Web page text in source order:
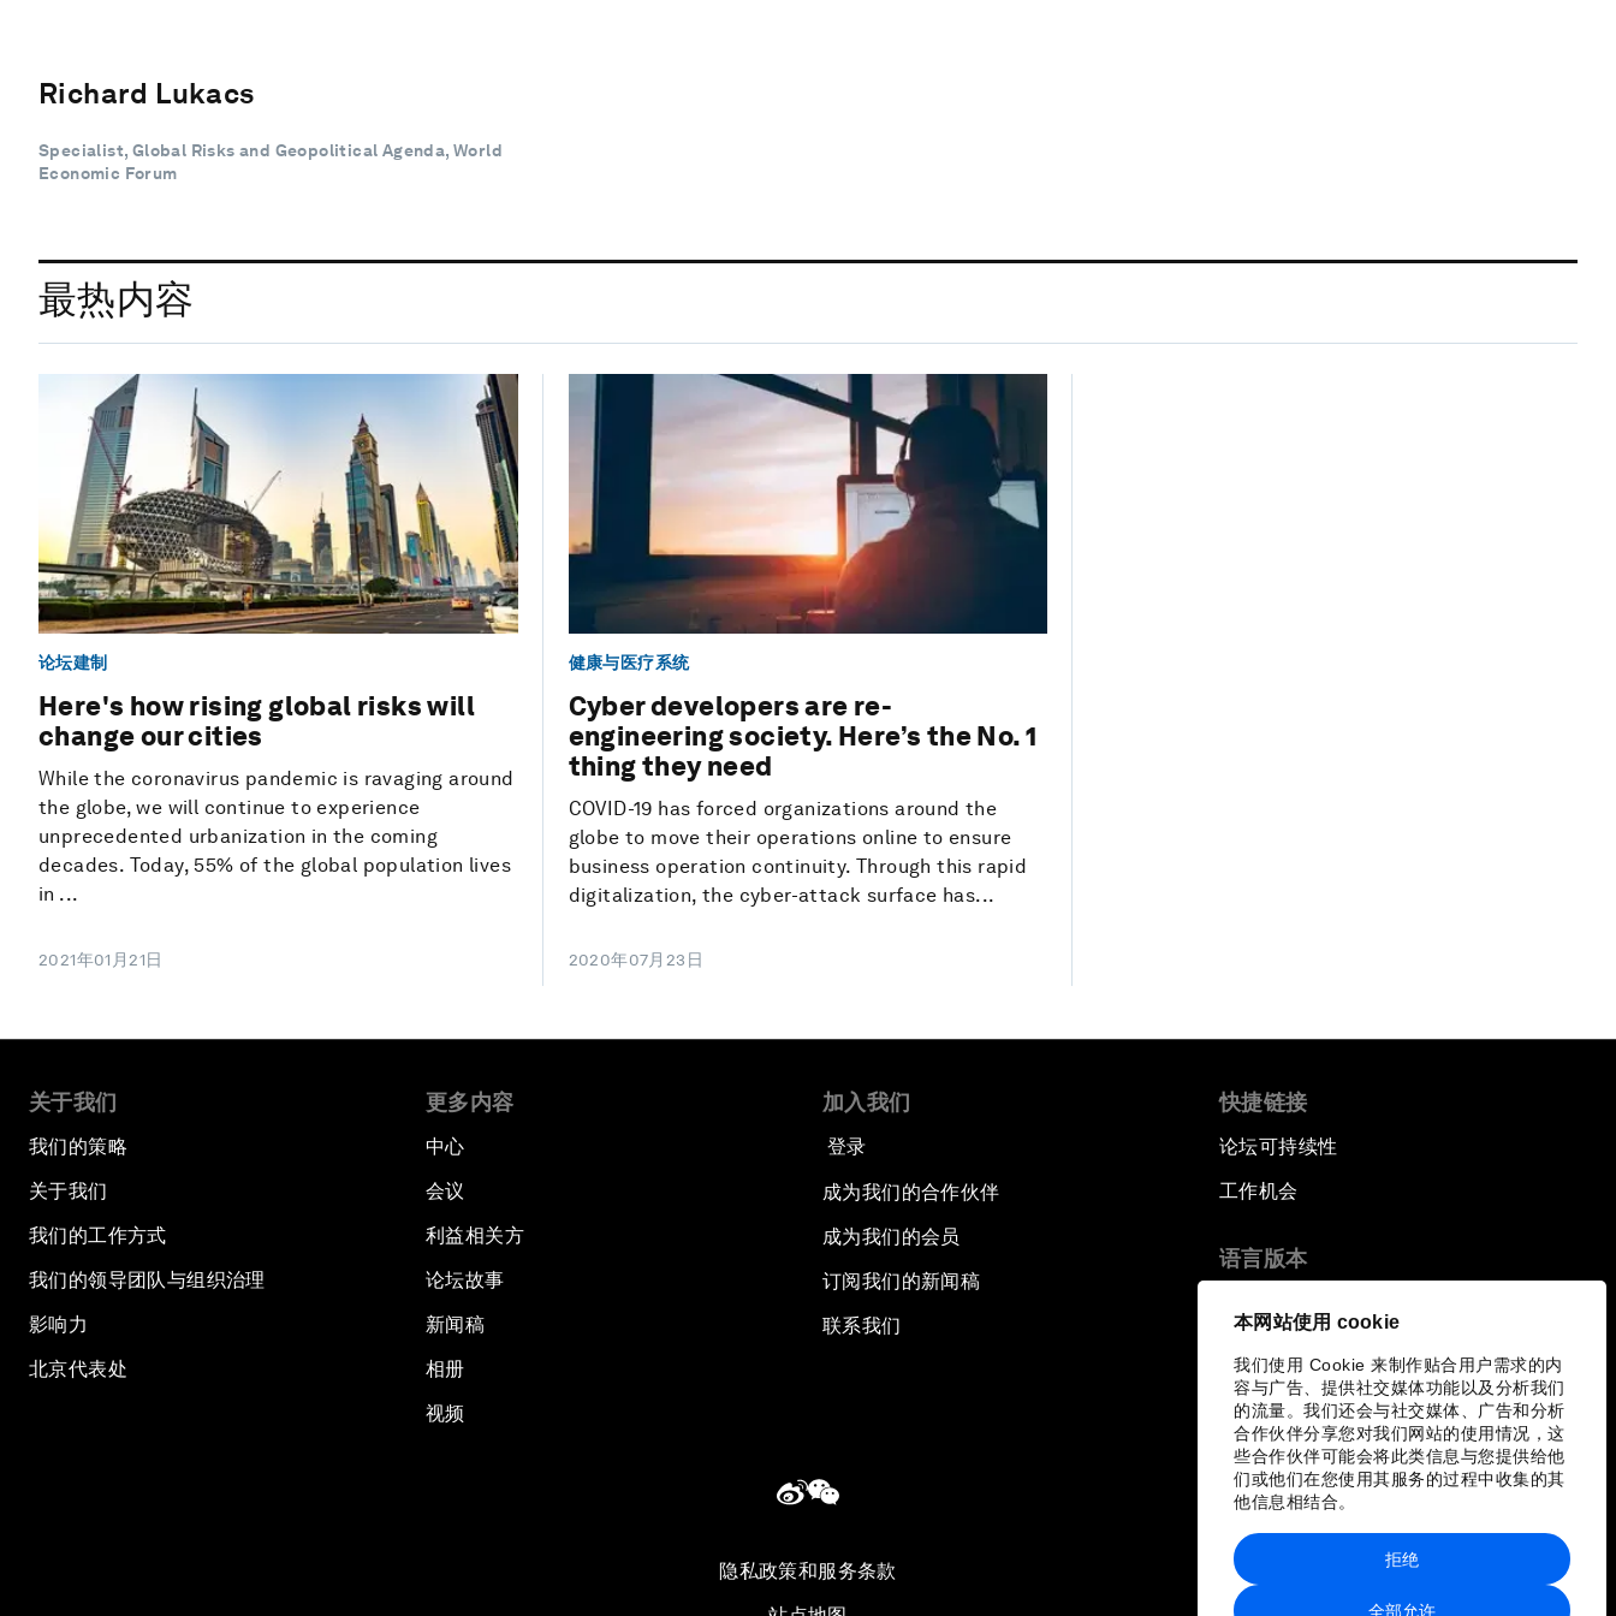
本网站使用 cookie
我们使用 Cookie 来制作贴合用户需求的内
容与广告、提供社交媒体功能以及分析我们
的流量。我们还会与社交媒体、广告和分析
合作伙伴分享您对我们网站的使用情况，这
些合作伙伴可能会将此类信息与您提供给他
们或他们在您使用其服务的过程中收集的其
他信息相结合。
全部允许
拒绝
Richard Lukacs
Specialist, Global Risks and Geopolitical Agenda, World
Economic Forum
最热内容
论坛建制
Here's how rising global risks will
change our cities
While the coronavirus pandemic is ravaging around
the globe, we will continue to experience
unprecedented urbanization in the coming
decades. Today, 55% of the global population lives
in ...
2021年01月21日
健康与医疗系统
Cyber developers are re-
engineering society. Here’s the No. 1
thing they need
COVID-19 has forced organizations around the
globe to move their operations online to ensure
business operation continuity. Through this rapid
digitalization, the cyber-attack surface has...
2020年07月23日
关于我们
我们的策略
关于我们
我们的工作方式
我们的领导团队与组织治理
影响力
北京代表处
更多内容
中心
会议
利益相关方
论坛故事
新闻稿
相册
视频
加入我们
登录
成为我们的合作伙伴
成为我们的会员
订阅我们的新闻稿
联系我们
快捷链接
论坛可持续性
工作机会
语言版本
隐私政策和服务条款